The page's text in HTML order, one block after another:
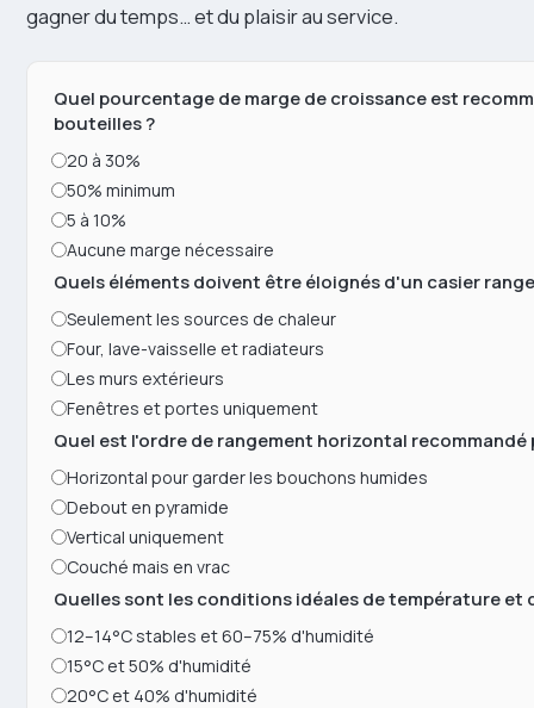
gagner du temps… et du plaisir au service.
Quel pourcentage de marge de croissance est
bouteilles ?
20 à 30%
50% minimum
5 à 10%
Aucune marge nécessaire
Quels éléments doivent être éloignés d'un casier
Seulement les sources de chaleur
Four, lave-vaisselle et radiateurs
Les murs extérieurs
Fenêtres et portes uniquement
Quel est l'ordre de rangement horizontal
Horizontal pour garder les bouchons humides
Debout en pyramide
Vertical uniquement
Couché mais en vrac
Quelles sont les conditions idéales de température
12–14°C stables et 60–75% d'humidité
15°C et 50% d'humidité
20°C et 40% d'humidité